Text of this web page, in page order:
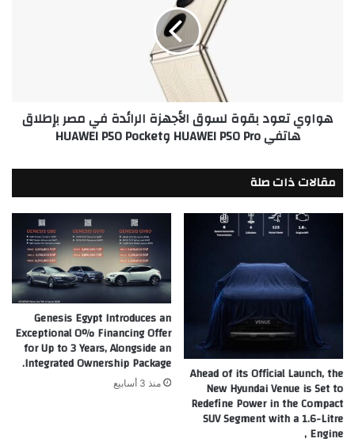
هاتفي
Pro
وHUAWEI
P50
Pocket
هواوي تعود بقوة لسوق الأجهزة الرائدة في مصر بإطلاق
هاتفي HUAWEI P50 Pro وHUAWEI P50 Pocket
مقالات ذات صلة
Ahead of its Official Launch, the
New Hyundai Venue is Set to
Redefine Power in the Compact
SUV Segment with a 1.6-Litre
Engine ,
Genesis Egypt Introduces an
Exceptional 0% Financing Offer
for Up to 3 Years, Alongside an
Integrated Ownership Package.
منذ 3 أسابيع